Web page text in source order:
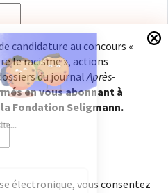
électronique, vous
de la Fondation
à notrepolitique de
possible de vous
candidature au concours «
le racisme », actions
du journalAprès-
en vous abonnant à
Fondation Seligmann.
électronique, vous consentez